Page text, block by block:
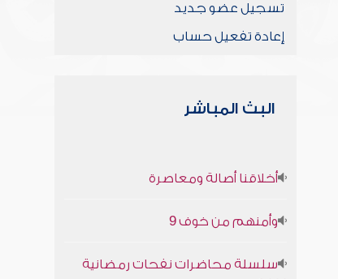
تسجيل عضو جديد
إعادة تفعيل حساب
البث المباشر
أخلاقنا أصالة ومعاصرة
وأمنهم من خوف 9
سلسلة محاضرات نفحات رمضانية